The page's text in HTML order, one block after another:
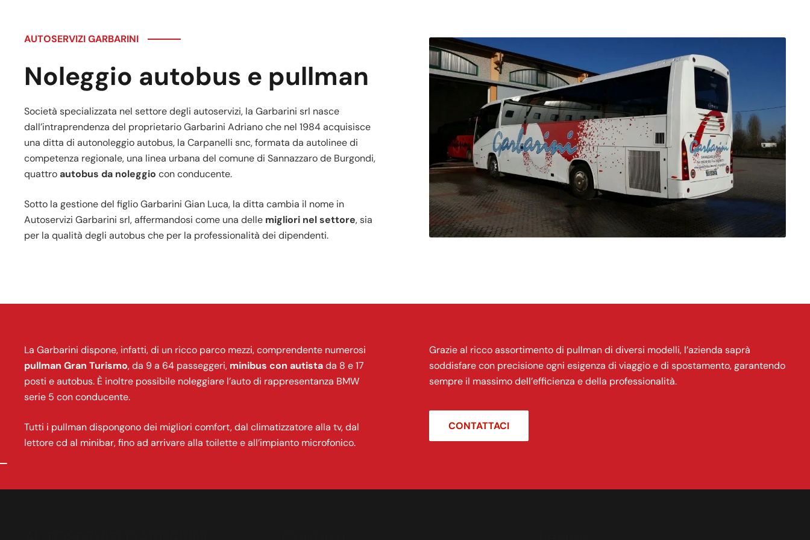
AUTOSERVIZI GARBARINI
Noleggio autobus e pullman
Società specializzata nel settore degli autoservizi, la Garbarini srl nasce
dall’intraprendenza del proprietario Garbarini Adriano che nel 1984 acquisisce
una ditta di autonoleggio autobus, la Carpanelli snc, formata da autolinee di
competenza regionale, una linea urbana del comune di Sannazzaro de Burgondi,
quattroautobus da noleggio con conducente.
Sotto la gestione del figlio Garbarini Gian Luca, la ditta cambia il nome in
Autoservizi Garbarini srl, affermandosi come una delle migliori nel settore, sia
per la qualità degli autobus che per la professionalità dei dipendenti.
La Garbarini dispone, infatti, di un ricco parco mezzi, comprendente numerosi
pullman Gran Turismo, da 9 a 64 passeggeri, minibus con autistada 8 e 17
posti e autobus. È inoltre possibile noleggiare l’auto di rappresentanza BMW
serie 5 con conducente.
Tutti i pullman dispongono dei migliori comfort, dal climatizzatore alla tv, dal
lettore cd al minibar, fino ad arrivare alla toilette e all’impianto microfonico.
Grazie al ricco assortimento di pullman di diversi modelli, l’azienda saprà
soddisfare con precisione ogni esigenza di viaggio e di spostamento, garantendo
sempre il massimo dell’efficienza e della professionalità.
CONTATTACI